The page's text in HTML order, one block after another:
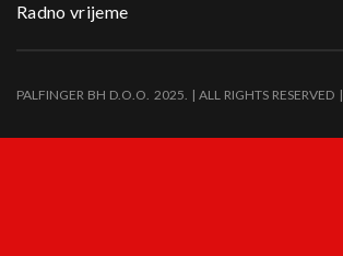
Radno vrijeme
PALFINGER BH D.O.O. 2025. | ALL RIGHTS RESERVED |